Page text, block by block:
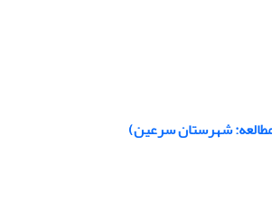
شهرستان سرعین)